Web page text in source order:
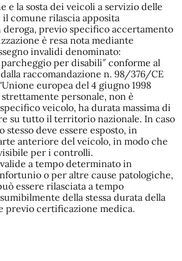
e la sosta dei veicoli a servizio delle
comune rilascia apposita
previo specifico accertamento
è resa nota mediante
invalidi denominato:
per disabili″ conforme al
raccomandazione n. 98/376/CE
europea del 4 giugno 1998
personale, non è
veicolo, ha durata massima di
su tutto il territorio nazionale. In caso
stesso deve essere esposto, in
anteriore del veicolo, in modo che
per i controlli.
a tempo determinato in
o per altre cause patologiche,
essere rilasciata a tempo
della stessa durata della
previo certificazione medica.